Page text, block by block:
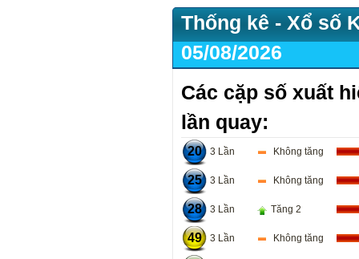
Thống kê - Xổ số
05/08/2026
Các cặp số xuất
lần quay:
20 3 Lần Không tăng
25 3 Lần Không tăng
28 3 Lần Tăng 2
49 3 Lần Không tăng